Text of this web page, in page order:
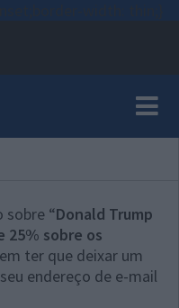
sobre “Donald Trump
25% sobre os
ter que deixar um
endereço de e-mail